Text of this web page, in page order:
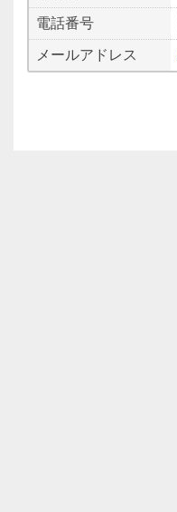
電話番号
メールアドレス